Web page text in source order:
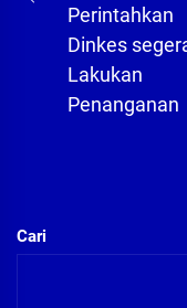
Previous
post:
Perintahkan
Dinkes
Lakukan
Penanganan
Cari